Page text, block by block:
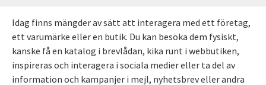
Idag finns mängder av sätt att interagera med ett företag,
ett varumärke eller en butik. Du kan besöka dem fysiskt,
kanske få en katalog i brevlådan, kika runt i webbutiken,
inspireras och interagera i sociala medier eller ta del av
information och kampanjer i mejl, nyhetsbrev eller andra